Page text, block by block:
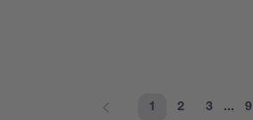
1 2 3 ... 9